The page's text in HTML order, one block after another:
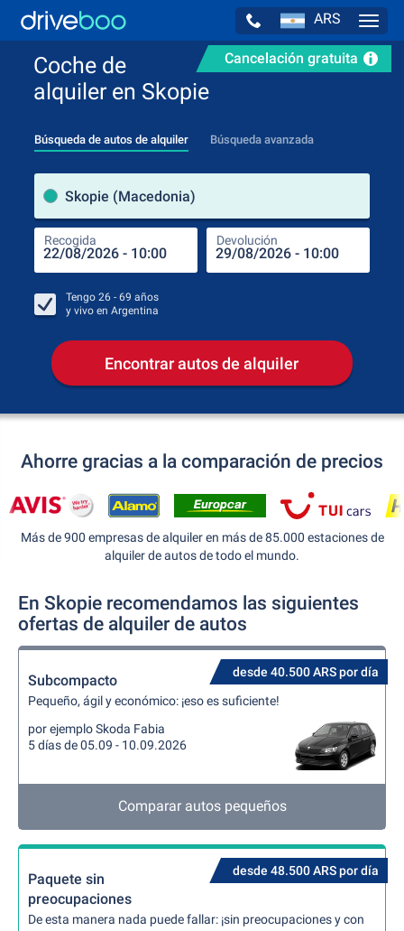
ARS
Cancelación gratuita
Coche de
alquiler en Skopie
Búsqueda de autos de alquiler Búsqueda avanzada
Skopie (Macedonia)
Recogida Devolución
Tengo 26 - 69 años
y vivo en Argentina
Encontrar autos de alquiler
Ahorre gracias a la comparación de precios
Más de 900 empresas de alquiler en más de 85.000 estaciones de
alquiler de autos de todo el mundo.
En Skopie recomendamos las siguientes
ofertas de alquiler de autos
desde 40.500 ARS por día
Subcompacto
Pequeño, ágil y económico: ¡eso es suficiente!
por ejemplo Skoda Fabia
5 días de 05.09 - 10.09.2026
Comparar autos pequeños
desde 48.500 ARS por día
Paquete sin
preocupaciones
De esta manera nada puede fallar: ¡sin preocupaciones y con